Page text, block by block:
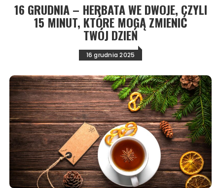
16 GRUDNIA – HERBATA WE DWOJE, CZYLI
15 MINUT, KTÓRE MOGĄ ZMIENIĆ
TWÓJ DZIEŃ
16 grudnia 2025